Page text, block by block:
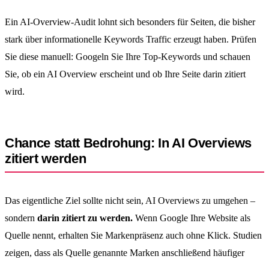
Ein AI-Overview-Audit lohnt sich besonders für Seiten, die bisher
stark über informationelle Keywords Traffic erzeugt haben. Prüfen
Sie diese manuell: Googeln Sie Ihre Top-Keywords und schauen
Sie, ob ein AI Overview erscheint und ob Ihre Seite darin zitiert
wird.
Chance statt Bedrohung: In AI Overviews
zitiert werden
Das eigentliche Ziel sollte nicht sein, AI Overviews zu umgehen –
sondern darin zitiert zu werden. Wenn Google Ihre Website als
Quelle nennt, erhalten Sie Markenpräsenz auch ohne Klick. Studien
zeigen, dass als Quelle genannte Marken anschließend häufiger